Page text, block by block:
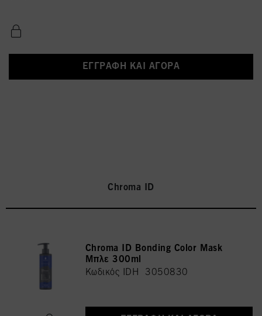
ΕΓΓΡΑΦΉ ΚΑΙ ΑΓΟΡΆ
Chroma ID
Chroma ID Bonding Color Mask
Μπλε 300ml
Κωδικός IDH 3050830